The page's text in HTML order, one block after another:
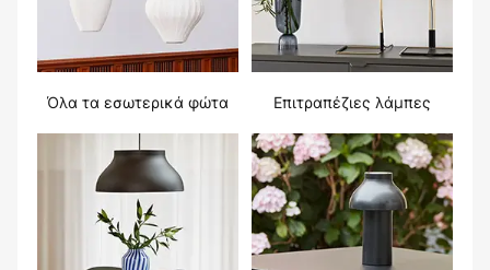
Όλα τα εσωτερικά φώτα Επιτραπέζιες λάμπες